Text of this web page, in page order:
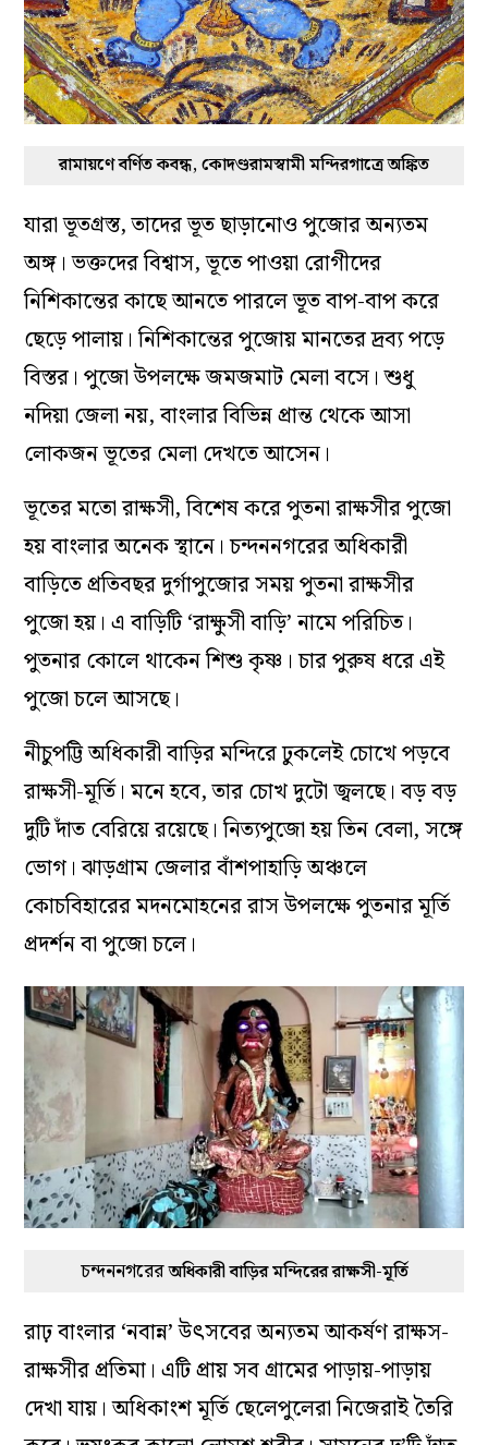
রামায়ণে বর্ণিত কবন্ধ, কোদণ্ডরামস্বামী মন্দিরগাত্রে অঙ্কিত
যারা ভূতগ্রস্ত, তাদের ভূত ছাড়ানোও পুজোর অন্যতম
অঙ্গ। ভক্তদের বিশ্বাস, ভূতে পাওয়া রোগীদের
নিশিকান্তের কাছে আনতে পারলে ভূত বাপ-বাপ করে
ছেড়ে পালায়। নিশিকান্তের পুজোয় মানতের দ্রব্য পড়ে
বিস্তর। পুজো উপলক্ষে জমজমাট মেলা বসে। শুধু
নদিয়া জেলা নয়, বাংলার বিভিন্ন প্রান্ত থেকে আসা
লোকজন ভূতের মেলা দেখতে আসেন।
ভূতের মতো রাক্ষসী, বিশেষ করে পুতনা রাক্ষসীর পুজো
হয় বাংলার অনেক স্থানে। চন্দননগরের অধিকারী
বাড়িতে প্রতিবছর দুর্গাপুজোর সময় পুতনা রাক্ষসীর
পুজো হয়। এ বাড়িটি ‘রাক্ষুসী বাড়ি’ নামে পরিচিত।
পুতনার কোলে থাকেন শিশু কৃষ্ণ। চার পুরুষ ধরে এই
পুজো চলে আসছে।
নীচুপট্টি অধিকারী বাড়ির মন্দিরে ঢুকলেই চোখে পড়বে
রাক্ষসী-মূর্তি। মনে হবে, তার চোখ দুটো জ্বলছে। বড় বড়
দুটি দাঁত বেরিয়ে রয়েছে। নিত্যপুজো হয় তিন বেলা, সঙ্গে
ভোগ। ঝাড়গ্রাম জেলার বাঁশপাহাড়ি অঞ্চলে
কোচবিহারের মদনমোহনের রাস উপলক্ষে পুতনার মূর্তি
প্রদর্শন বা পুজো চলে।
চন্দননগরেরঅধিকারী বাড়ির মন্দিরের রাক্ষসী-মূর্তি
রাঢ় বাংলার ‘নবান্ন’ উৎসবের অন্যতম আকর্ষণ রাক্ষস-
রাক্ষসীর প্রতিমা। এটি প্রায় সব গ্রামের পাড়ায়-পাড়ায়
দেখা যায়। অধিকাংশ মূর্তি ছেলেপুলেরা নিজেরাই তৈরি